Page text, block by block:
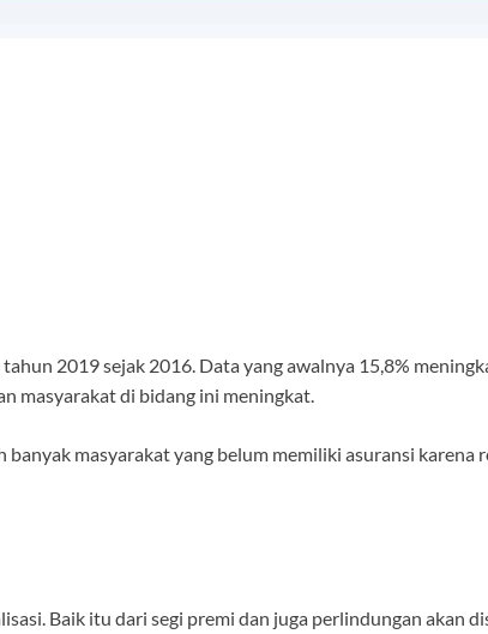
2019 sejak 2016. Data yang awalnya 15,8%
masyarakat di bidang ini meningkat.
masyarakat yang belum memiliki asuransi karena
Baik itu dari segi premi dan juga perlindungan akan